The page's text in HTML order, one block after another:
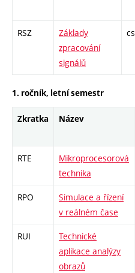
RSZ
Základy
zpracování
signálů
cs
1. ročník, letní semestr
Zkratka Název
RTE
Mikroprocesorová
technika
RPO
Simulace a řízení
v reálném čase
RUI
Technické
aplikace analýzy
obrazů